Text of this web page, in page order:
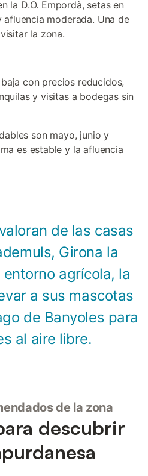
la D.O. Empordà, setas en
moderada. Una de
la zona.
con precios reducidos,
y visitas a bodegas sin
son mayo, junio y
es estable y la afluencia
de las casas
Girona la
agrícola, la
a sus mascotas
de Banyoles para
al aire libre.
de la zona
descubrir